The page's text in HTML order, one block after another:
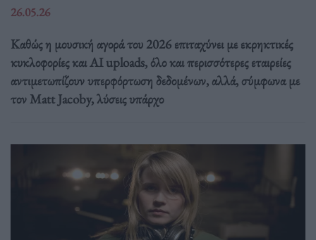
26.05.26
Καθώς η μουσική αγορά του 2026 επιταχύνει με εκρηκτικές
κυκλοφορίες και AI uploads, όλο και περισσότερες εταιρείες
αντιμετωπίζουν υπερφόρτωση δεδομένων, αλλά, σύμφωνα με
τον Matt Jacoby, λύσεις υπάρχο